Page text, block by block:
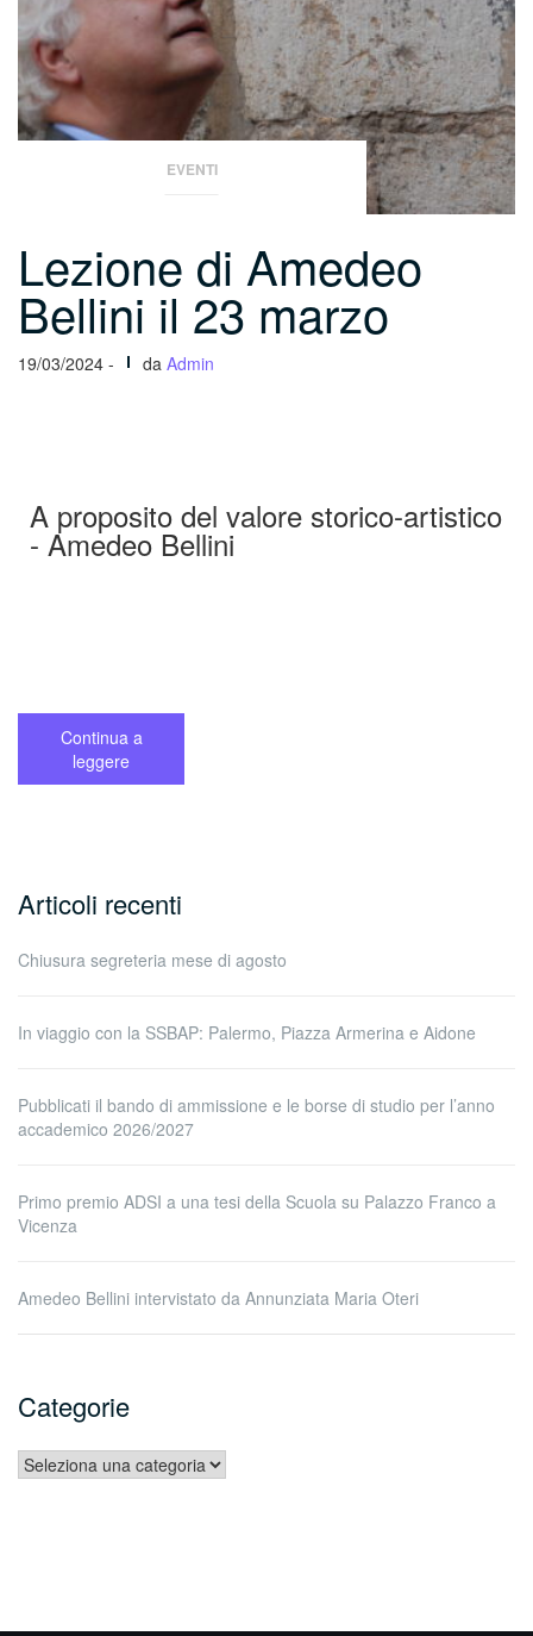
EVENTI
Lezione di Amedeo
Bellini il 23 marzo
19/03/2024 - da Admin
A proposito del valore storico-artistico
- Amedeo Bellini
Continua a
leggere
Articoli recenti
Chiusura segreteria mese di agosto
In viaggio con la SSBAP: Palermo, Piazza Armerina e Aidone
Pubblicati il bando di ammissione e le borse di studio per l’anno
accademico 2026/2027
Primo premio ADSI a una tesi della Scuola su Palazzo Franco a
Vicenza
Amedeo Bellini intervistato da Annunziata Maria Oteri
Categorie